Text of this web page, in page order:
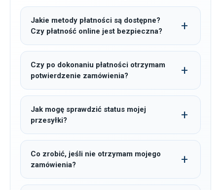
Jakie metody płatności są dostępne?
Czy płatność online jest bezpieczna?
Czy po dokonaniu płatności otrzymam
potwierdzenie zamówienia?
Jak mogę sprawdzić status mojej
przesyłki?
Co zrobić, jeśli nie otrzymam mojego
zamówienia?